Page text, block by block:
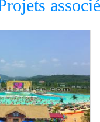
Projets